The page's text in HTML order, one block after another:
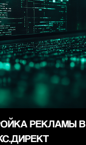
РЕКЛАМЫ В